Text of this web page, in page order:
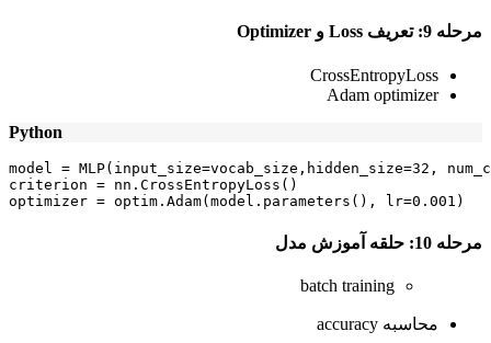
مرحله 9 :تعریف و
CrossEntropyLoss
Adam optimizer
Python
model = MLP(input_size=vocab_size,hidden_size=32,
criterion = nn.CrossEntropyLoss()
optimizer = optim.Adam(model.parameters(), lr=0.001)
مرحله 10: حلقه آموزش مدل
batch training
محاسبه accuracy